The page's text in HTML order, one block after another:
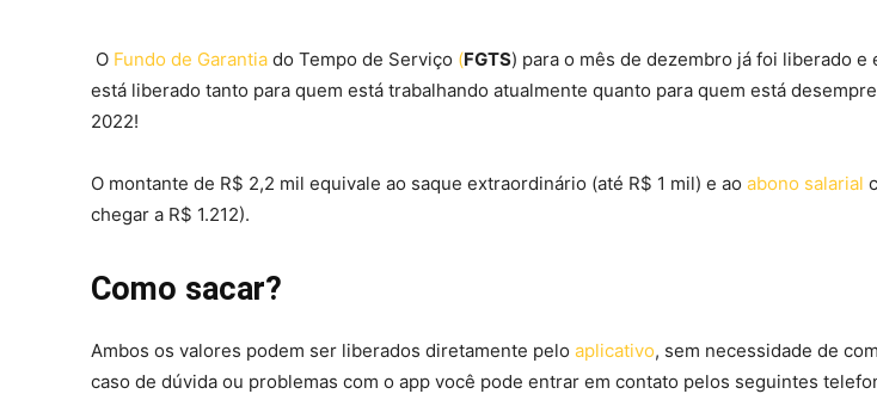
O Fundo de Garantia do Tempo de Serviço (FGTS) para o mês de dezembro já foi liberado
está liberado tanto para quem está trabalhando atualmente quanto para quem está
2022!
O montante de R$ 2,2 mil equivale ao saque extraordinário (até R$ 1 mil) e ao abono salarial
chegar a R$ 1.212).
Como sacar?
Ambos os valores podem ser liberados diretamente pelo aplicativo, sem necessidade de
caso de dúvida ou problemas com o app você pode entrar em contato pelos seguintes